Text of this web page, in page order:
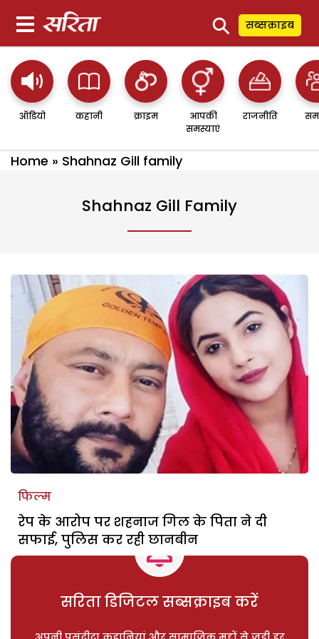
⚲ सब्सक्राइब
ऑडियो कहानी क्राइम
आपकी
समस्याएं
राजनीति
Home » Shahnaz Gill family
Shahnaz Gill Family
फिल्म
रेप के आरोप पर शहनाज गिल के पिता ने दी
सफाई, पुलिस कर रही छानबीन
सरिता डिजिटल सब्सक्राइब करें